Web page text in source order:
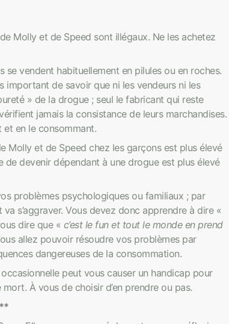
Molly et de Speed sont illégaux. Ne les achetez
vendent habituellement en pilules ou en roches.
important de savoir que ni les vendeurs ni les
» de la drogue ; seul le fabricant qui reste
jamais la consistance de leurs marchandises.
et en le consommant.
Molly et de Speed chez les garçons est plus élevé
de devenir dépendant à une drogue est plus élevé
problèmes psychologiques ou familiaux ; par
s’aggraver. Vous devez donc apprendre à dire «
dire que « c’est le fun et tout le monde en prend
allez pouvoir résoudre vos problèmes par
dangereuses de la consommation.
peut vous causer un handicap pour
À vous de choisir d’en prendre ou pas.